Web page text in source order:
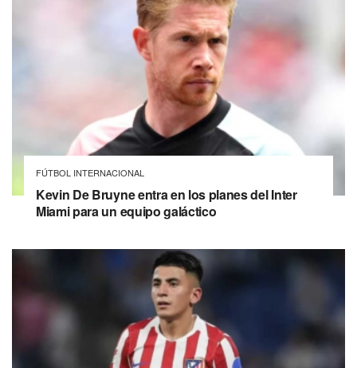
FÚTBOL INTERNACIONAL
Kevin De Bruyne entra en los planes del Inter
Miami para un equipo galáctico